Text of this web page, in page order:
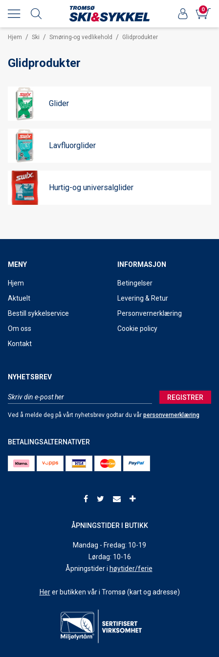
0
Hjem / Ski / Smøring-og vedlikehold / Glidprodukter
Glidprodukter
Glider
Lavfluorglider
Hurtig-og universalglider
MENY
Hjem
Aktuelt
Bestill sykkelservice
Om oss
Kontakt
INFORMASJON
Betingelser
Levering & Retur
Personvernerklæring
Cookie policy
NYHETSBREV
REGISTRER
Ved å melde deg på vårt nyhetsbrev godtar du vår personvernerklæring
BETALINGSALTERNATIVER
ÅPNINGSTIDER I BUTIKK
Mandag - Fredag: 10-19
Lørdag: 10-16
Åpningstider i høytider/ferie
Herer butikken vår i Tromsø (kart og adresse)